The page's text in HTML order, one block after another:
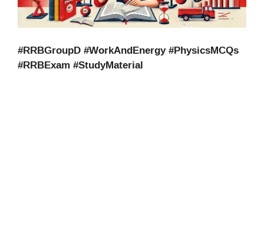
#RRBGroupD #WorkAndEnergy #PhysicsMCQs
#RRBExam #StudyMaterial